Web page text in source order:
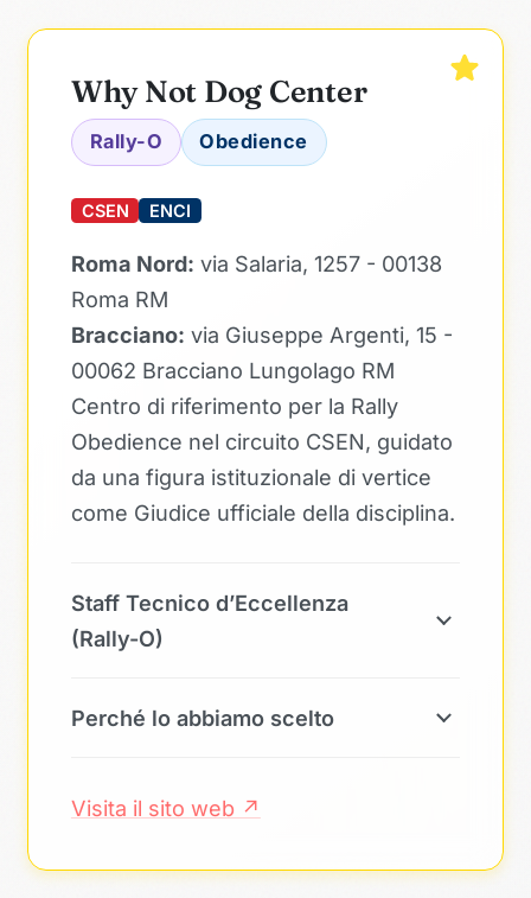
Why Not Dog Center
Rally-O Obedience
CSEN ENCI
Roma Nord: via Salaria, 1257 - 00138
Roma RM
Bracciano: via Giuseppe Argenti, 15 -
00062 Bracciano Lungolago RM
Centro di riferimento per la Rally
Obedience nel circuito CSEN, guidato
da una figura istituzionale di vertice
come Giudice ufficiale della disciplina.
Staff Tecnico d’Eccellenza
(Rally-O)
Perché lo abbiamo scelto
Visita il sito web ↗